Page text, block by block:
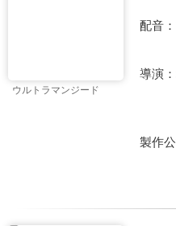
ウルトラマンジード
配音：
導演：
製作公